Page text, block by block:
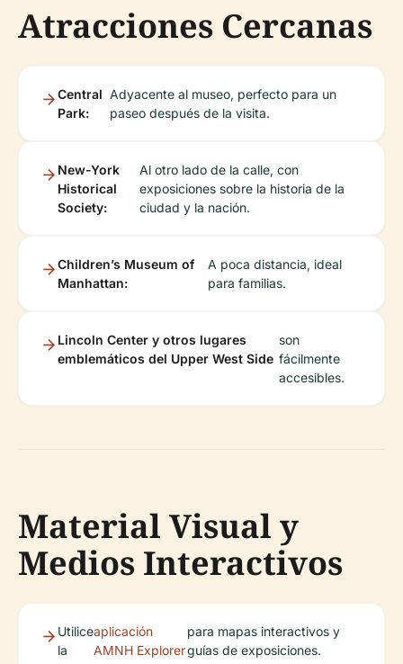
Atracciones Cercanas
Central
Park:
Adyacente al museo, perfecto para un
paseo después de la visita.
New-York
Historical
Society:
Al otro lado de la calle, con
exposiciones sobre la historia de la
ciudad y la nación.
Children’s Museum of
Manhattan:
A poca distancia, ideal
para familias.
Lincoln Center y otros lugares
emblemáticos del Upper West Side
son
fácilmente
accesibles.
Material Visual y
Medios Interactivos
Utilice
la
aplicación
AMNH Explorer
para mapas interactivos y
guías de exposiciones.